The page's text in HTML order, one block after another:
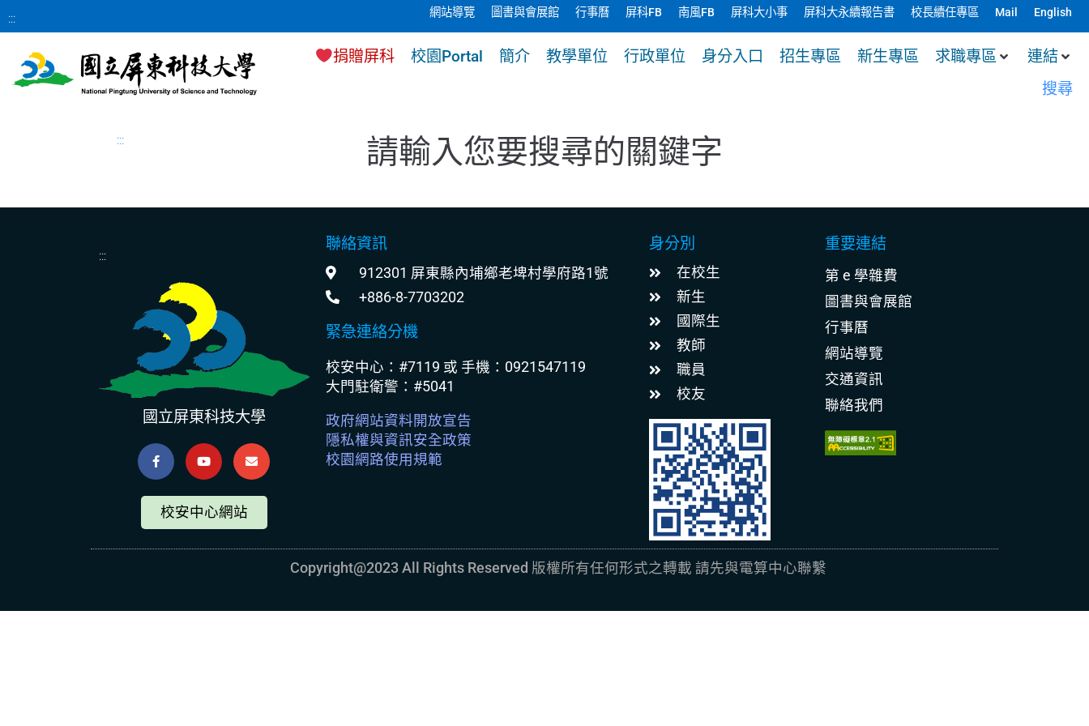
::: 網站導覽 圖書與會展館 行事曆 屏科FB 南風FB 屏科大小事 屏科大永續報告書 校長續任專區 Mail English
捐贈屏科 校園Portal 簡介 教學單位 行政單位 身分入口 招生專區 新生專區 求職專區
連結
搜尋
::: 請輸入您要搜尋的關鍵字
:::
國立屏東科技大學
校安中心網站
聯絡資訊
912301 屏東縣內埔鄉老埤村學府路1號
+886-8-7703202
緊急連絡分機
校安中心：#7119 或 手機：0921547119
大門駐衛警：#5041
政府網站資料開放宣告
隱私權與資訊安全政策
校園網路使用規範
身分別
在校生
新生
國際生
教師
職員
校友
重要連結
第 e 學雜費
圖書與會展館
行事曆
網站導覽
交通資訊
聯絡我們
Copyright@2023 All Rights Reserved 版權所有任何形式之轉載 請先與電算中心聯繫